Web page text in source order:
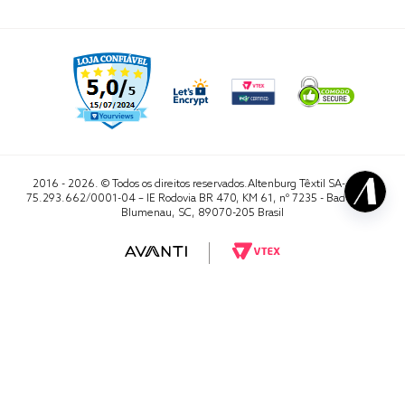
2016 - 2026. © Todos os direitos reservados.Altenburg Têxtil SA- CNPJ
75.293.662/0001-04 – IE Rodovia BR 470, KM 61, nº 7235 - Badenfurt,
Blumenau, SC, 89070-205 Brasil